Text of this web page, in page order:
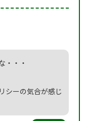
・・・
シーの気合が感じ